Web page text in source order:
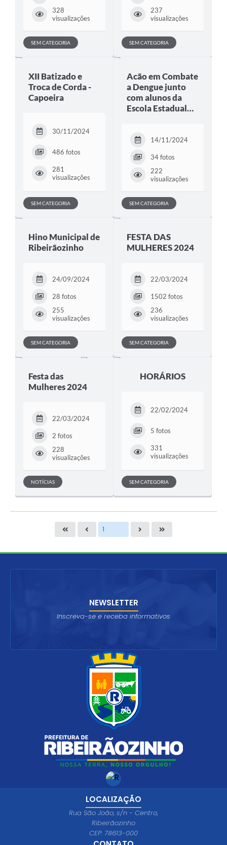
328
visualizações
SEM CATEGORIA
237
visualizações
SEM CATEGORIA
XII Batizado e
Troca de Corda -
Capoeira
30/11/2024
486 fotos
281
visualizações
SEM CATEGORIA
Acão em Combate
a Dengue junto
com alunos da
Escola Estadual…
14/11/2024
34 fotos
222
visualizações
SEM CATEGORIA
Hino Municipal de
Ribeirãozinho
24/09/2024
28 fotos
255
visualizações
SEM CATEGORIA
FESTA DAS
MULHERES 2024
22/03/2024
1502 fotos
236
visualizações
SEM CATEGORIA
Festa das
Mulheres 2024
22/03/2024
2 fotos
228
visualizações
NOTÍCIAS
HORÁRIOS
22/02/2024
5 fotos
331
visualizações
SEM CATEGORIA
LOCALIZAÇÃO
Rua São João, s/n - Centro,
Ribeirãozinho
CEP: 78613-000
NEWSLETTER
Inscreva-se e receba informativos